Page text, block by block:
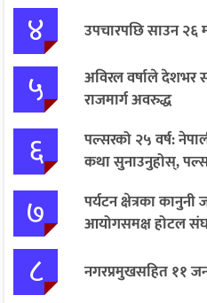
४ उपचारपछि साउन २६
५
अविरल वर्षाले देशभर
राजमार्ग अवरुद्ध
६
पल्सरको २५ वर्ष:
कथा सुनाउनुहोस्,
७
पर्यटन क्षेत्रका कानुनी
आयोगसमक्ष होटल
८ नगरप्रमुखसहित ११